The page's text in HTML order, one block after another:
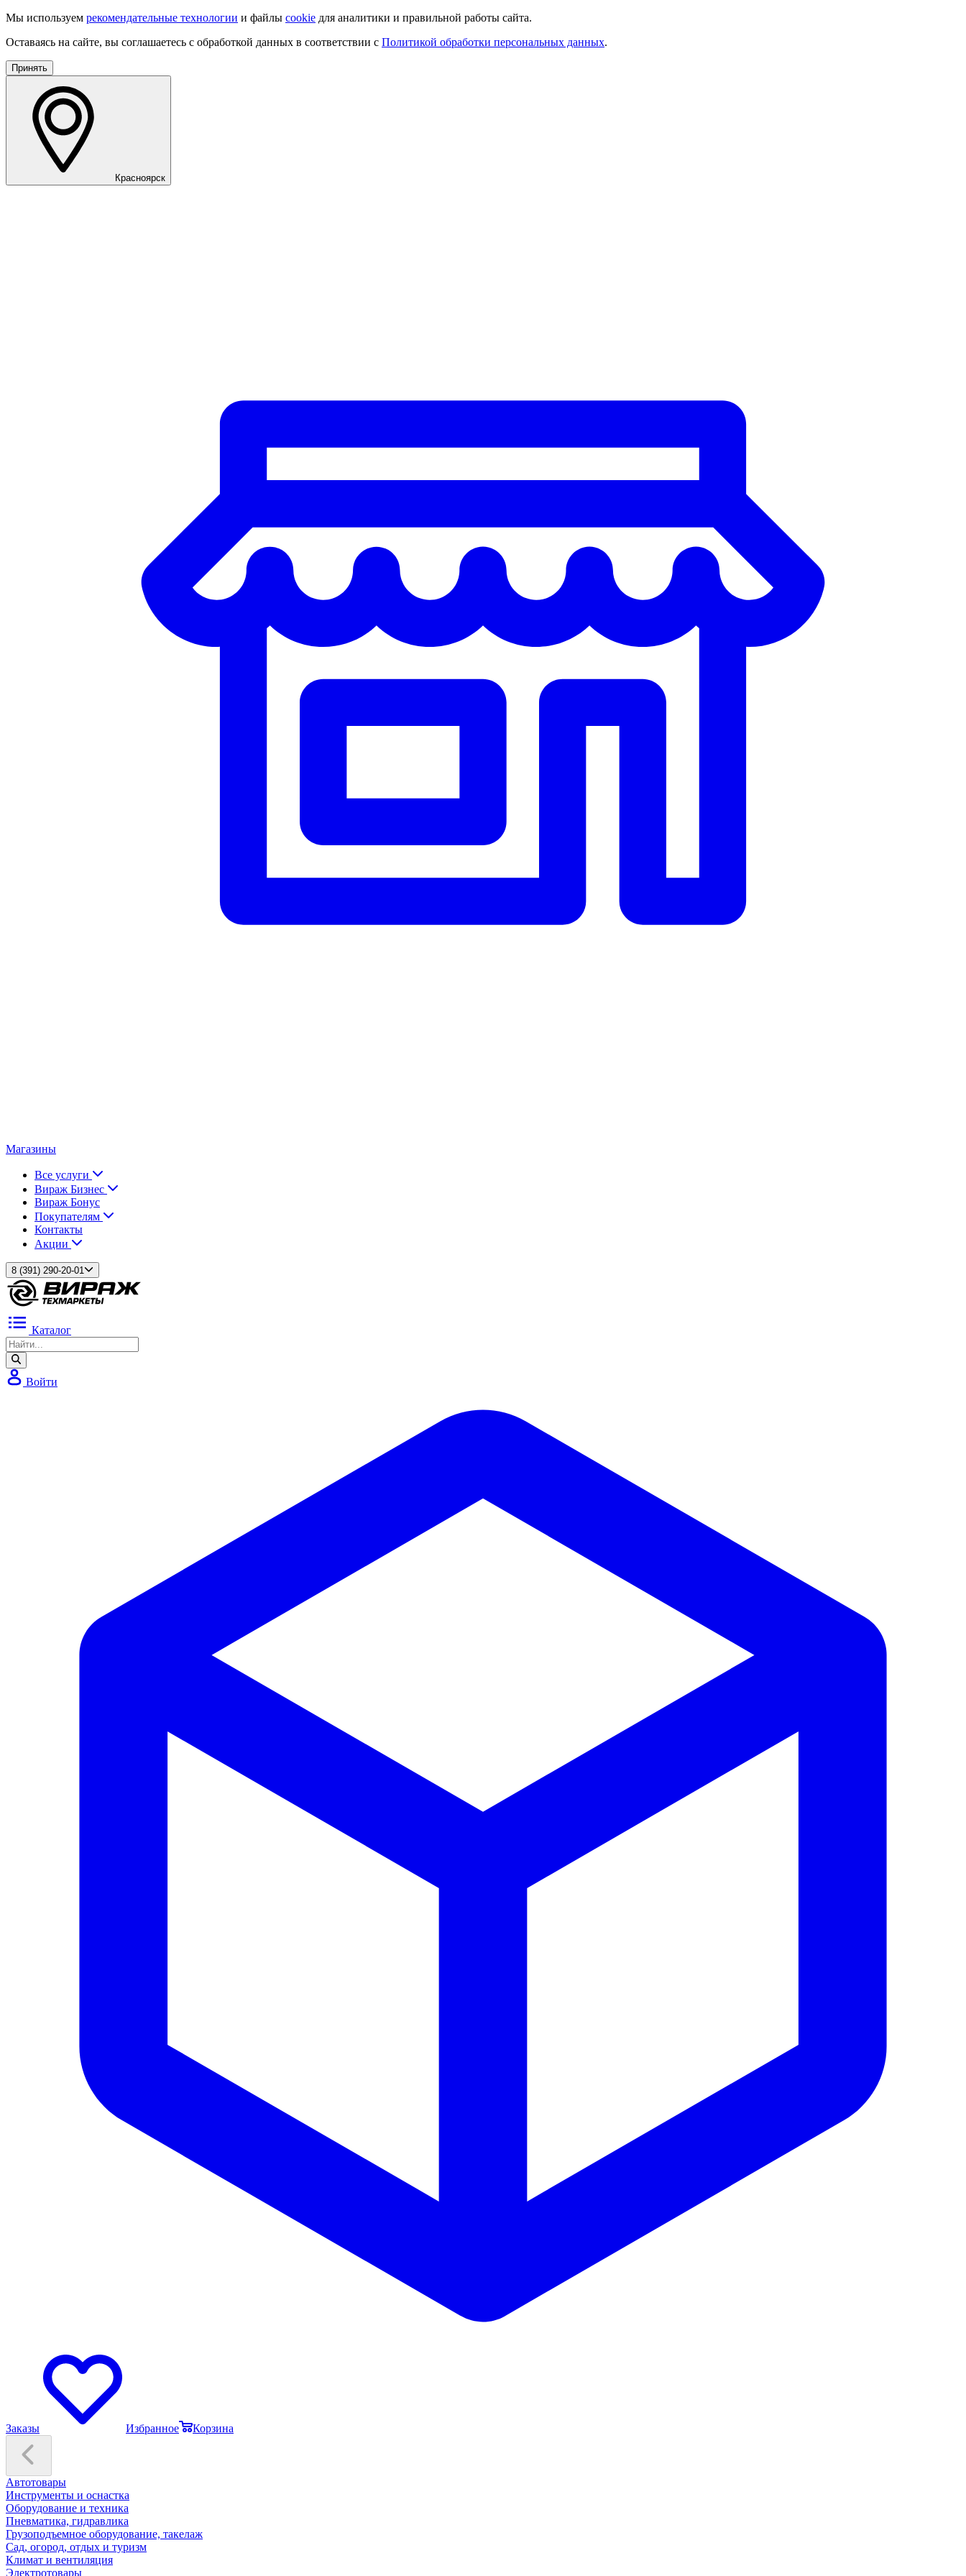
Мы используем рекомендательные технологии и файлы cookie для аналитики и правильной работы сайта.
Оставаясь на сайте, вы соглашаетесь с обработкой данных в соответствии с Политикой обработки персональных данных.
Принять
Красноярск
Магазины
Все услуги
Вираж Бизнес
Вираж Бонус
Покупателям
Контакты
Акции
8 (391) 290-20-01
Каталог
Войти
Заказы Избранное Корзина
Автотовары
Инструменты и оснастка
Оборудование и техника
Пневматика, гидравлика
Грузоподъемное оборудование, такелаж
Сад, огород, отдых и туризм
Климат и вентиляция
Электротовары